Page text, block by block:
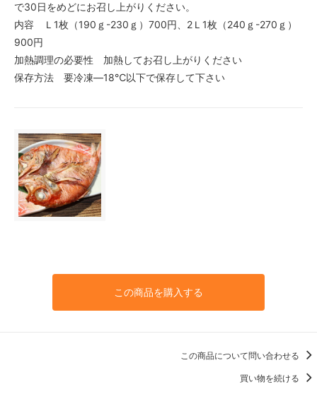
で30日をめどにお召し上がりください。
内容 Ｌ1枚（190ｇ-230ｇ）700円、2Ｌ1枚（240ｇ-270ｇ）
900円
加熱調理の必要性 加熱してお召し上がりください
保存方法 要冷凍―18℃以下で保存して下さい
この商品を購入する
この商品について問い合わせる
買い物を続ける